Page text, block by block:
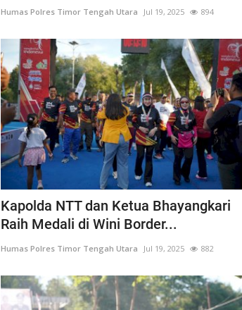
Humas Polres Timor Tengah Utara Jul 19, 2025 894
Kapolda NTT dan Ketua Bhayangkari
Raih Medali di Wini Border...
Humas Polres Timor Tengah Utara Jul 19, 2025 882
HUT Polwan ke-76, Kapolri Apresiasi
Humas Polres Timor Tengah Utara Okt 3, 2024 1289